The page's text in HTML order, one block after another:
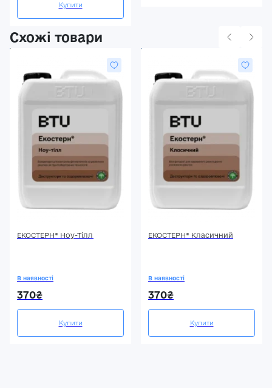
Купити
Схожі товари
ЕКОСТЕРН® Ноу-Тілл
В наявності
370₴
Купити
ЕКОСТЕРН® Класичний
В наявності
370₴
Купити